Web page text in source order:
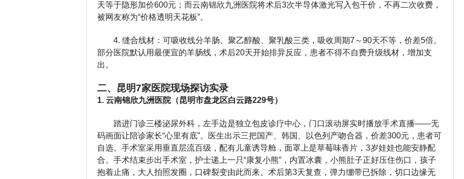
天等于隐形加价600元；而云南锦欣九洲医院将术后3次半导体激光写入包干价，不再二次收费，
被网友称为“价格透明天花板”。
4. 缝合线材：可吸收线分羊肠、聚乙醇酸、聚乳酸三类，吸收周期7～90天不等，价差5倍。
部分医院默认用最便宜的羊肠线，术后20天开始排异反应，患者不得不自费升级线材，增加支
出。
二、昆明7家医院现场探访实录
1. 云南锦欣九洲医院（昆明市盘龙区白云路229号）
踏进门诊三楼泌尿外科，左手边是独立包皮诊疗中心，门口滚动屏实时播放手术直播——无
码画面让陪诊家长“心里有底”。医生出示三把国产、韩国、以色列产吻合器，价差300元，患者可
自选。手术室采用垂直层流百级，配有儿童诱导舱，面罩上是草莓味香片，3岁娃娃也能安静配
合。手术结束步出手术室，护士递上一只“康复小熊”，内置冰囊，小熊肚子正好压住伤口，孩子
抱着止痛，大人拍照发圈，口碑裂变由此而来。术后第3天复查，弹力绷带已拆除，切口边缘无